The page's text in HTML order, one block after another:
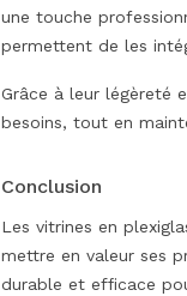
une touche
permettent de les
Grâce à leur légèreté
besoins, tout en
Conclusion
Les vitrines en
mettre en valeur ses
durable et efficace